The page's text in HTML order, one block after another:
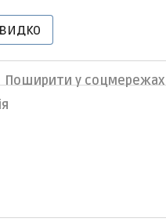
Поширити у соцмережах